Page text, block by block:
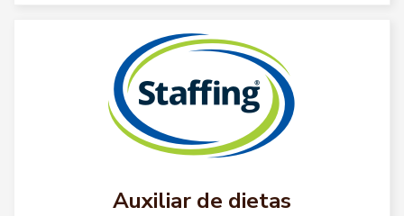
Auxiliar de dietas